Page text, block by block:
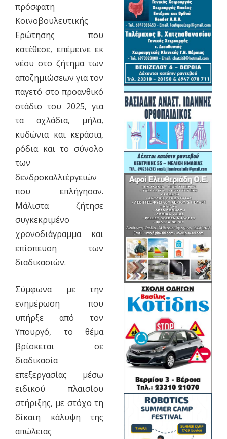
πρόσφατη
Κοινοβουλευτικής
Ερώτησης που
κατέθεσε, επέμεινε εκ
νέου στο ζήτημα των
αποζημιώσεων για τον
παγετό στο προανθικό
στάδιο του 2025, για
τα αχλάδια, μήλα,
κυδώνια και κεράσια,
ρόδια και το σύνολο
των
δενδροκαλλιέργειών
που επλήγησαν.
Μάλιστα ζήτησε
συγκεκριμένο
χρονοδιάγραμμα και
επίσπευση των
διαδικασιών.
Σύμφωνα με την
ενημέρωση που
υπήρξε από τον
Υπουργό, το θέμα
βρίσκεται σε
διαδικασία
επεξεργασίας μέσω
ειδικού πλαισίου
στήριξης, με στόχο τη
δίκαιη κάλυψη της
απώλειας